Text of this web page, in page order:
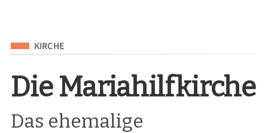
Eingeordnet unter
KIRCHE
Die Mariahilfkirche
Das ehemalige